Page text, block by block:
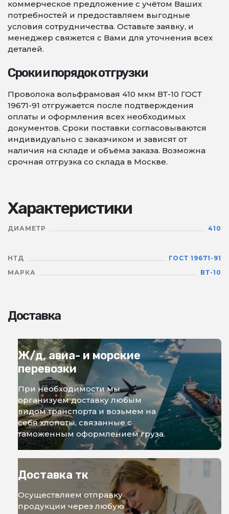
коммерческое предложение с учётом Ваших
потребностей и предоставляем выгодные
условия сотрудничества. Оставьте заявку, и
менеджер свяжется с Вами для уточнения всех
деталей.
Сроки и порядок отгрузки
Проволока вольфрамовая 410 мкм ВТ-10 ГОСТ
19671-91 отгружается после подтверждения
оплаты и оформления всех необходимых
документов. Сроки поставки согласовываются
индивидуально с заказчиком и зависят от
наличия на складе и объёма заказа. Возможна
срочная отгрузка со склада в Москве.
Характеристики
ДИАМЕТР 410
НТД
ГОСТ 19671-91
МАРКА
ВТ-10
Доставка
Ж/д, авиа- и морские
перевозки
При необходимости мы
организуем доставку любым
видом транспорта и возьмем на
себя хлопоты, связанные с
таможенным оформлением груза.
Доставка тк
Осуществляем отправку
продукции через любую